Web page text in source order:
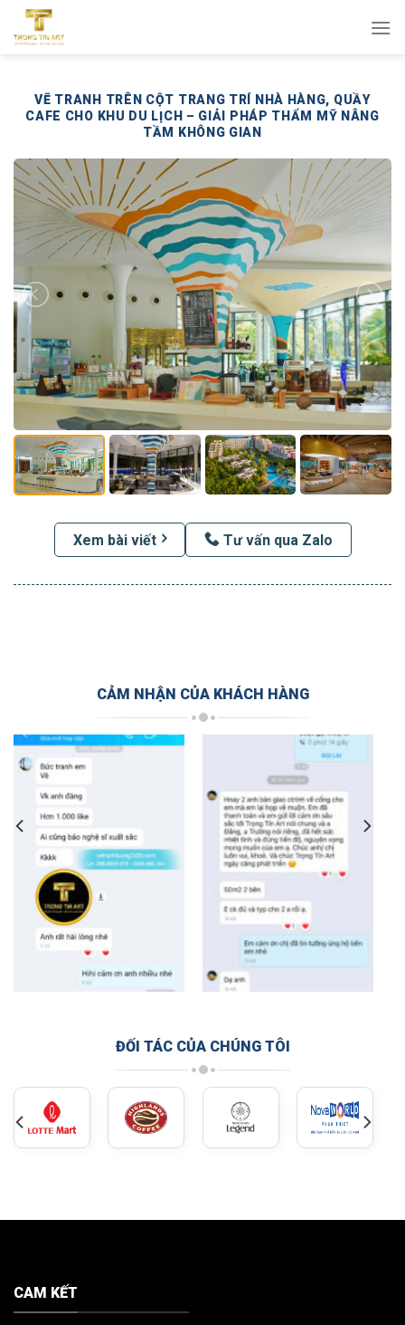
qua
VẼ TRANH TRÊN CỘT TRANG TRÍ NHÀ HÀNG, QUẦY
CAFE CHO KHU DU LỊCH – GIẢI PHÁP THẨM MỸ NÂNG
TẦM KHÔNG GIAN
Xem bài viết Tư vấn qua Zalo
CẢM NHẬN CỦA KHÁCH HÀNG
ĐỐI TÁC CỦA CHÚNG TÔI
CAM KẾT